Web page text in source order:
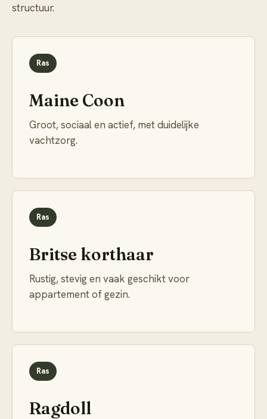
structuur.
Ras
Maine Coon
Groot, sociaal en actief, met duidelijke
vachtzorg.
Ras
Britse korthaar
Rustig, stevig en vaak geschikt voor
appartement of gezin.
Ras
Ragdoll